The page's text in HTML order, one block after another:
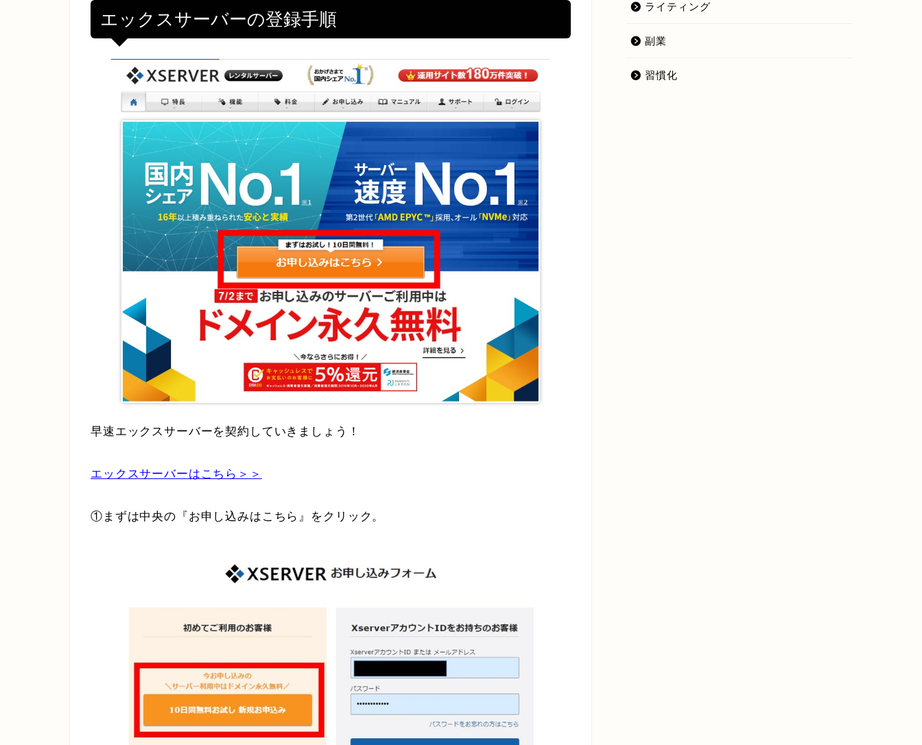
エックスサーバーの登録手順
早速エックスサーバーを契約していきましょう！
エックスサーバーはこちら＞＞
①まずは中央の 『お申し込みはこちら』 をクリック。
ライティング
副業
習慣化